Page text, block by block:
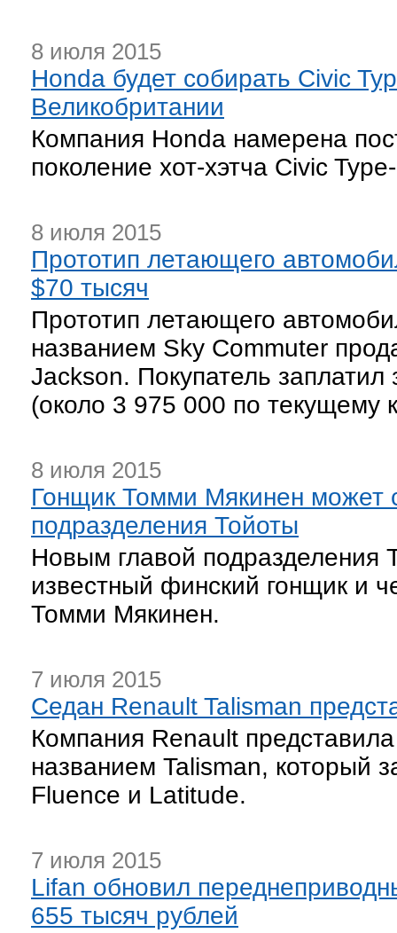
8 июля 2015
Honda будет собирать Civic
Великобритании
Компания Honda намерена
поколение хот-хэтча Civic
8 июля 2015
Прототип летающего
$70 тысяч
Прототип летающего
названием Sky Commuter
Jackson. Покупатель
(около 3 975 000 по текущему
8 июля 2015
Гонщик Томми Мякинен может
подразделения Тойоты
Новым главой подразделения
известный финский гонщик и
Томми Мякинен.
7 июля 2015
Седан Renault Talisman
Компания Renault
названием Talisman, который
Fluence и Latitude.
7 июля 2015
Lifan обновил
655 тысяч рублей